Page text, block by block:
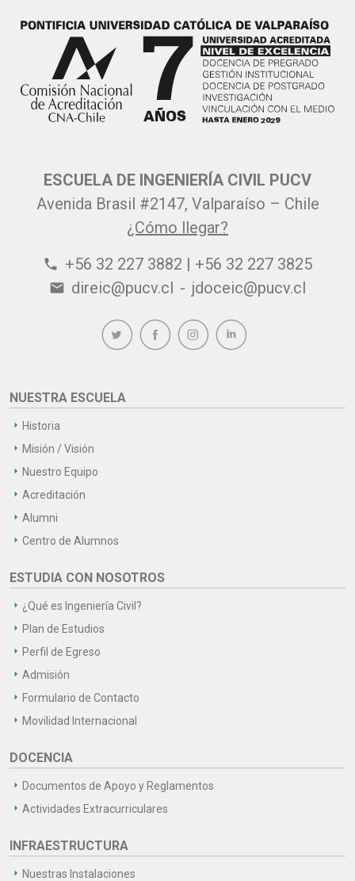
ESCUELA DE INGENIERÍA CIVIL PUCV
Avenida Brasil #2147, Valparaíso – Chile
¿Cómo llegar?
phone +56 32 227 3882 | +56 32 227 3825
email direic@pucv.cl - jdoceic@pucv.cl
NUESTRA ESCUELA
Historia
Misión / Visión
Nuestro Equipo
Acreditación
Alumni
Centro de Alumnos
ESTUDIA CON NOSOTROS
¿Qué es Ingeniería Civil?
Plan de Estudios
Perfil de Egreso
Admisión
Formulario de Contacto
Movilidad Internacional
DOCENCIA
Documentos de Apoyo y Reglamentos
Actividades Extracurriculares
INFRAESTRUCTURA
Nuestras Instalaciones